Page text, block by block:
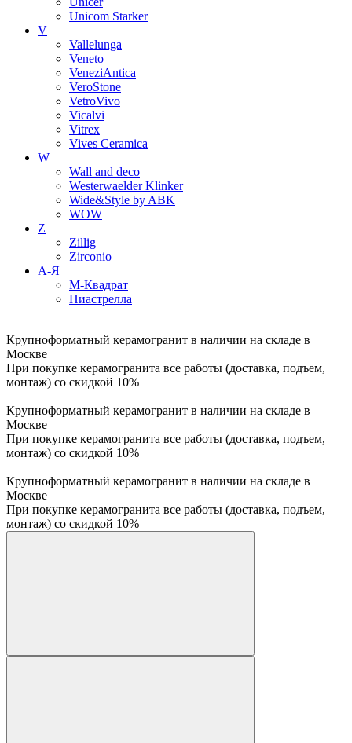
Unicom Starker
V
Vallelunga
Veneto
VeneziAntica
VeroStone
VetroVivo
Vicalvi
Vitrex
Vives Ceramica
W
Wall and deco
Westerwaelder Klinker
Wide&Style by ABK
WOW
Z
Zillig
Zirconio
А-Я
М-Квадрат
Пиастрелла
Крупноформатный керамогранит в наличии на складе в
Москве
При покупке керамогранита все работы (доставка, подъем,
монтаж) со скидкой 10%
Крупноформатный керамогранит в наличии на складе в
Москве
При покупке керамогранита все работы (доставка, подъем,
монтаж) со скидкой 10%
Крупноформатный керамогранит в наличии на складе в
Москве
При покупке керамогранита все работы (доставка, подъем,
монтаж) со скидкой 10%